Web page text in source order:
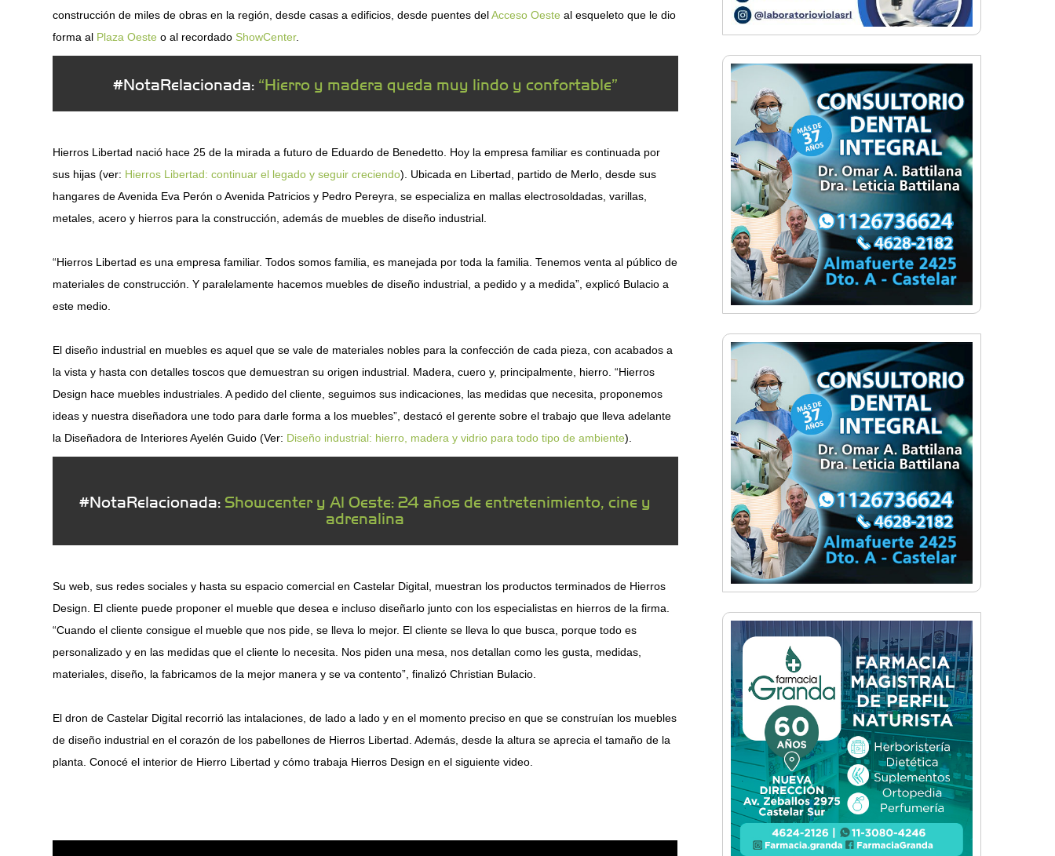
construcción de miles de obras en la región, desde casas a edificios, desde puentes delAcceso Oeste al esqueleto que le dio
forma al Plaza Oeste o al recordado ShowCenter.
#NotaRelacionada: “Hierro y madera queda muy lindo y confortable”
Hierros Libertad nació hace 25 de la mirada a futuro de Eduardo de Benedetto. Hoy la empresa familiar es continuada por
sus hijas (ver: Hierros Libertad: continuar el legado y seguir creciendo). Ubicada en Libertad, partido de Merlo, desde sus
hangares de Avenida Eva Perón o Avenida Patricios y Pedro Pereyra, se especializa en mallas electrosoldadas, varillas,
metales, acero y hierros para la construcción, además de muebles de diseño industrial.
“Hierros Libertad es una empresa familiar. Todos somos familia, es manejada por toda la familia. Tenemos venta al público de
materiales de construcción. Y paralelamente hacemos muebles de diseño industrial, a pedido y a medida”, explicó Bulacio a
este medio.
El diseño industrial en muebles es aquel que se vale de materiales nobles para la confección de cada pieza, con acabados a
la vista y hasta con detalles toscos que demuestran su origen industrial. Madera, cuero y, principalmente, hierro. “Hierros
Design hace muebles industriales. A pedido del cliente, seguimos sus indicaciones, las medidas que necesita, proponemos
ideas y nuestra diseñadora une todo para darle forma a los muebles”, destacó el gerente sobre el trabajo que lleva adelante
la Diseñadora de Interiores Ayelén Guido (Ver: Diseño industrial: hierro, madera y vidrio para todo tipo de ambiente).
#NotaRelacionada:Showcenter y Al Oeste: 24 años de entretenimiento, cine y
adrenalina
Su web, sus redes sociales y hasta su espacio comercial en Castelar Digital, muestran los productos terminados de Hierros
Design. El cliente puede proponer el mueble que desea e incluso diseñarlo junto con los especialistas en hierros de la firma.
“Cuando el cliente consigue el mueble que nos pide, se lleva lo mejor. El cliente se lleva lo que busca, porque todo es
personalizado y en las medidas que el cliente lo necesita. Nos piden una mesa, nos detallan como les gusta, medidas,
materiales, diseño, la fabricamos de la mejor manera y se va contento”, finalizó Christian Bulacio.
El dron de Castelar Digital recorrió las intalaciones, de lado a lado y en el momento preciso en que se construían los muebles
de diseño industrial en el corazón de los pabellones de Hierros Libertad. Además, desde la altura se aprecia el tamaño de la
planta. Conocé el interior de Hierro Libertad y cómo trabaja Hierros Design en el siguiente video.